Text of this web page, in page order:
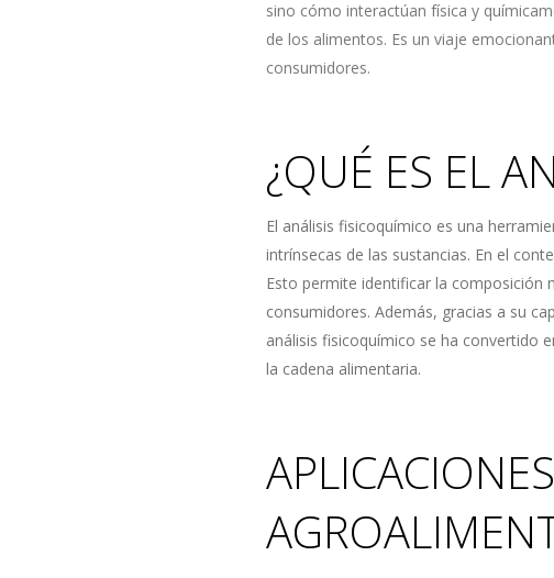
sino cómo interactúan física y
de los alimentos. Es un viaje
consumidores.
¿QUÉ ES EL
El análisis fisicoquímico es una
intrínsecas de las sustancias. En el
Esto permite identificar la composición
consumidores. Además, gracias a su
análisis fisicoquímico se ha convertido
la cadena alimentaria.